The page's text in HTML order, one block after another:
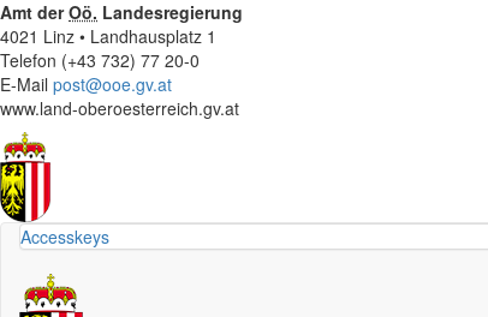
Amt derOö. Landesregierung
4021 Linz • Landhausplatz 1
Telefon (+43 732) 77 20-0
E-Mail post@ooe.gv.at
www.land-oberoesterreich.gv.at
Accesskeys